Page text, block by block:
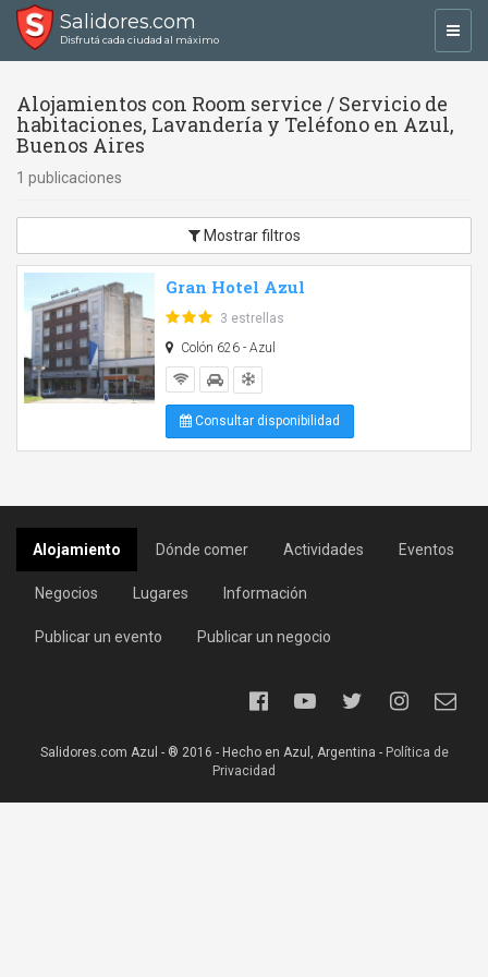
Salidores.com
Disfrutá cada ciudad al máximo
Alojamientos con Room service / Servicio de
habitaciones, Lavandería y Teléfono en Azul,
Buenos Aires
1 publicaciones
Mostrar filtros
Gran Hotel Azul
3 estrellas
Colón 626 - Azul
Consultar disponibilidad
Alojamiento Dónde comer Actividades Eventos
Negocios Lugares Información
Publicar un evento Publicar un negocio
Salidores.com Azul - ® 2016 - Hecho en Azul, Argentina - Política de
Privacidad